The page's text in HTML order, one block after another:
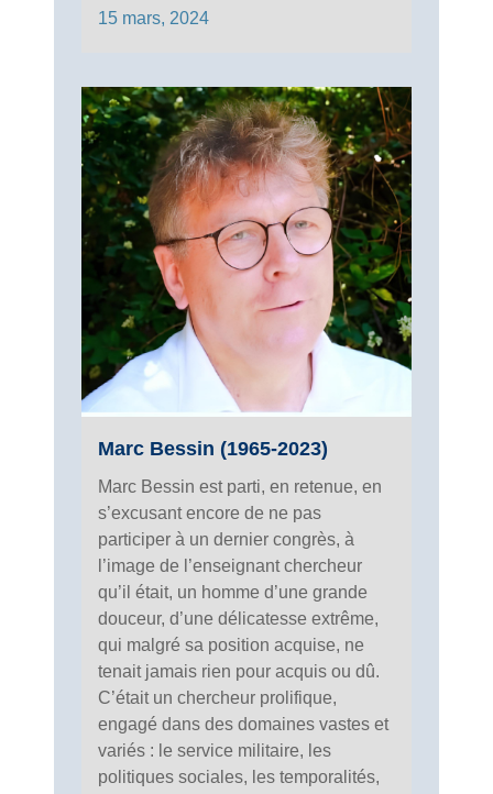
15 mars, 2024
Marc Bessin (1965-2023)
Marc Bessin est parti, en retenue, en
s’excusant encore de ne pas
participer à un dernier congrès, à
l’image de l’enseignant chercheur
qu’il était, un homme d’une grande
douceur, d’une délicatesse extrême,
qui malgré sa position acquise, ne
tenait jamais rien pour acquis ou dû.
C’était un chercheur prolifique,
engagé dans des domaines vastes et
variés : le service militaire, les
politiques sociales, les temporalités,